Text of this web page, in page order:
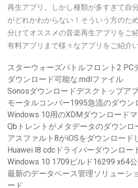
再生アプリ。しかし種類が多すぎて自
がどれかわからない！そういう方のた
分けてオススメの音楽再生アプリをご
有料アプリまで様々なアプリをご紹介
スターウォーズバトルフロント2 PC
ダウンロード可能な.mdlファイル
Sonosダウンロードデスクトップア
モータルコンバー1995急流のダウン
Windows 10用のXDMダウンロード
Qbトレントがメタデータのダウンロ
アスファルト8がiOSをダウンロード
Huawei l8 cdcドライバーダウンロー
Windows 10 1709ビルド16299 x64
最新のデータベース管理ソリューシ
ード